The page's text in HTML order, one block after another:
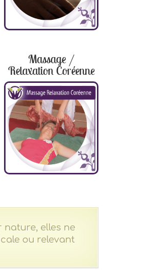
Massage /
Relaxation Coréenne
nature, elles ne
ou relevant